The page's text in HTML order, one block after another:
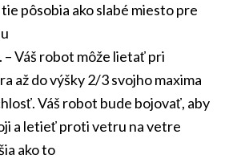
pôsobia ako slabé miesto pre
Váš robot môže lietať pri
až do výšky 2/3 svojho maxima
Váš robot bude bojovať, aby
a letieť proti vetru na vetre
ako to